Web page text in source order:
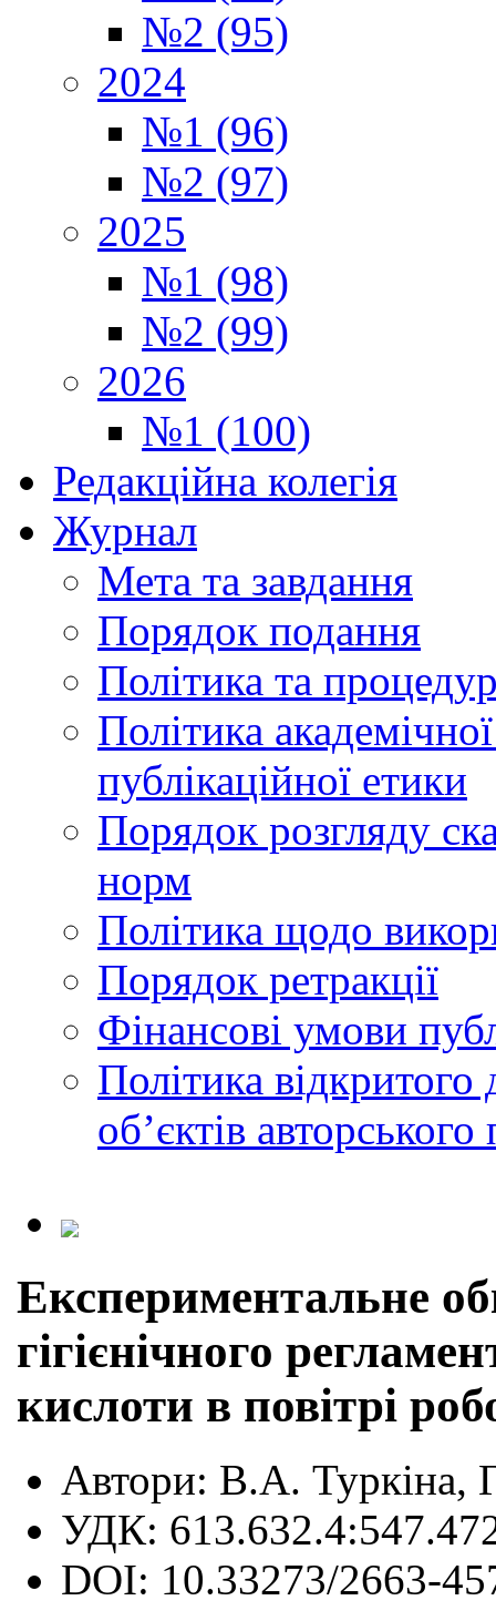
№2 (95)
2024
№1 (96)
№2 (97)
2025
№1 (98)
№2 (99)
2026
№1 (100)
Редакційна колегія
Журнал
Мета та завдання
Порядок подання
Політика та
Політика
публікаційної етики
Порядок розгляду
норм
Політика щодо
Порядок ретракції
Фінансові умови
Політика
обʼєктів авторського
Експериментальне
гігієнічного
кислоти в повітрі
Автори: В.А. Туркіна,
УДК:
DOI: 10.33273/2663-